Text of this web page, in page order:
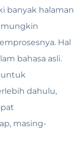
banyak halaman
mungkin
Hal
bahasa asli.
untuk
dahulu,
masing-